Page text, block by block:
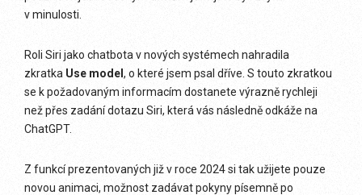
v minulosti.
Roli Siri jako chatbota v nových systémech nahradila
zkratka Use model , o které jsem psal dříve. S touto zkratkou
se k požadovaným informacím dostanete výrazně rychleji
než přes zadání dotazu Siri, která vás následně odkáže na
ChatGPT.
Z funkcí prezentovaných již v roce 2024 si tak užijete pouze
novou animaci, možnost zadávat pokyny písemně po